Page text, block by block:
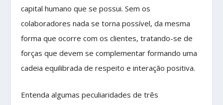
capital humano que se possui. Sem os
colaboradores nada se torna possível, da mesma
forma que ocorre com os clientes, tratando-se de
forças que devem se complementar formando uma
cadeia equilibrada de respeito e interação positiva.
Entenda algumas peculiaridades de três